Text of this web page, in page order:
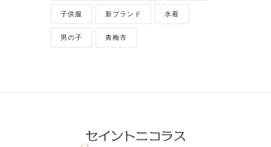
子供服 新ブランド 水着
男の子 青梅市